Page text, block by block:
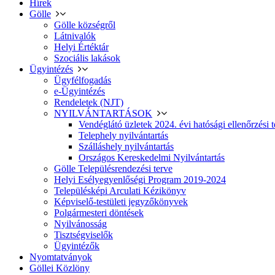
Hírek
Gölle
Gölle községről
Látnivalók
Helyi Értéktár
Szociális lakások
Ügyintézés
Ügyfélfogadás
e-Ügyintézés
Rendeletek (NJT)
NYILVÁNTARTÁSOK
Vendéglátó üzletek 2024. évi hatósági ellenőrzési
Telephely nyilvántartás
Szálláshely nyilvántartás
Országos Kereskedelmi Nyilvántartás
Gölle Településrendezési terve
Helyi Esélyegyenlőségi Program 2019-2024
Településképi Arculati Kézikönyv
Képviselő-testületi jegyzőkönyvek
Polgármesteri döntések
Nyilvánosság
Tisztségviselők
Ügyintézők
Nyomtatványok
Göllei Közlöny